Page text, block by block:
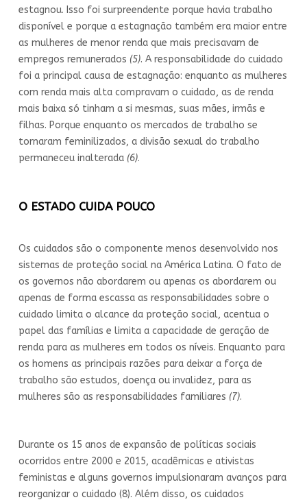
estagnou. Isso foi surpreendente porque havia trabalho
disponível e porque a estagnação também era maior entre
as mulheres de menor renda que mais precisavam de
empregos remunerados (5). A responsabilidade do cuidado
foi a principal causa de estagnação: enquanto as mulheres
com renda mais alta compravam o cuidado, as de renda
mais baixa só tinham a si mesmas, suas mães, irmãs e
filhas. Porque enquanto os mercados de trabalho se
tornaram feminilizados, a divisão sexual do trabalho
permaneceu inalterada (6).
O ESTADO CUIDA POUCO
Os cuidados são o componente menos desenvolvido nos
sistemas de proteção social na América Latina. O fato de
os governos não abordarem ou apenas os abordarem ou
apenas de forma escassa as responsabilidades sobre o
cuidado limita o alcance da proteção social, acentua o
papel das famílias e limita a capacidade de geração de
renda para as mulheres em todos os níveis. Enquanto para
os homens as principais razões para deixar a força de
trabalho são estudos, doença ou invalidez, para as
mulheres são as responsabilidades familiares (7).
Durante os 15 anos de expansão de políticas sociais
ocorridos entre 2000 e 2015, acadêmicas e ativistas
feministas e alguns governos impulsionaram avanços para
reorganizar o cuidado (8). Além disso, os cuidados